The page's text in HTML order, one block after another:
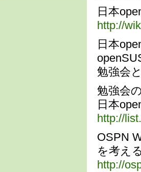
日本
http://
日本
勉強会
勉強会
日本
http://
OSPN
を考え
http://